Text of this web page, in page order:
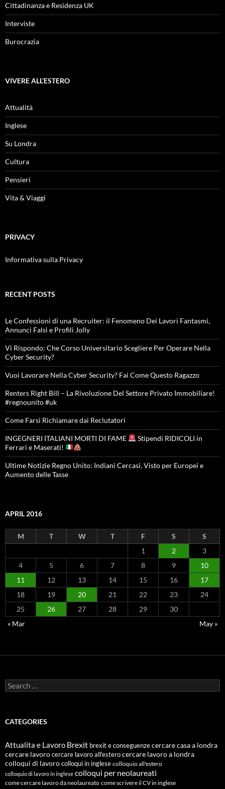
Cittadinanza e Residenza UK
Interviste
Burocrazia
VIVERE ALL’ESTERO
Attualità
Inglese
Su Londra
Cultura
Pensieri
Vita & Viaggi
PRIVACY
Informativa sulla Privacy
RECENT POSTS
Le Confessioni di una Recruiter: il Fenomeno Dei Lavori Fantasmi,
Annunci Falsi e Profili Jolly
Vi Rispondo: Che Corso Universitario Scegliere Per Operare Nella
Cyber Security?
Vuoi Lavorare Nella Cyber Security? Fai Come Questo Ragazzo
Renters Right Bill – La Rivoluzione Del Settore Privato Immobiliare!
#regnounito #uk
Come Farsi Richiamare dai Reclutatori
INGEGNERI ITALIANI MORTI DI FAME
Stipendi RIDICOLI in
Ferrari e Maserati!
Ultime Notizie Regno Unito: Indiani Cercasi, Visto per Europei e
Aumento delle Tasse
APRIL 2016
M T W T F S
S
1
2
3
4
5 6 7 8 9
10
11
12 13 14 15 16
17
18
19 20 21 22 23
24
25
26 27 28 29
30
« Mar
May »
Search
for:
CATEGORIES
Attualita e Lavoro Brexit brexit e conseguenzecercare casa a londra
cercare lavorocercare lavoro all'esterocercare lavoro a londra
colloqui di lavorocolloqui in inglese colloquio all'estero
colloquio di lavoro in inglese colloqui per neolaureati
come cercare lavoro da neolaureato come scrivere il CV in inglese